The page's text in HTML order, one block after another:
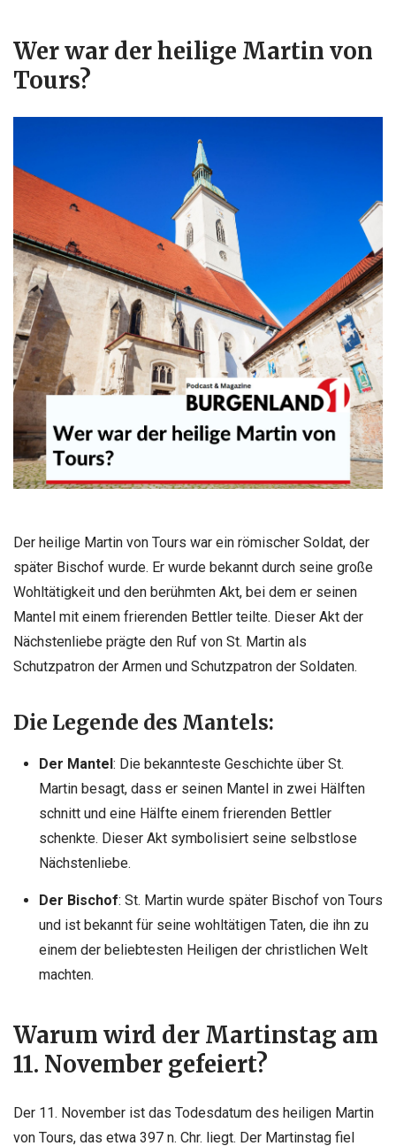
Wer war der heilige Martin von
Tours?
Der heilige Martin von Tours war ein römischer Soldat, der
später Bischof wurde. Er wurde bekannt durch seine große
Wohltätigkeit und den berühmten Akt, bei dem er seinen
Mantel mit einem frierenden Bettler teilte. Dieser Akt der
Nächstenliebe prägte den Ruf von St. Martin als
Schutzpatron der Armen und Schutzpatron der Soldaten.
Die Legende des Mantels:
Der Mantel: Die bekannteste Geschichte über St.
Martin besagt, dass er seinen Mantel in zwei Hälften
schnitt und eine Hälfte einem frierenden Bettler
schenkte. Dieser Akt symbolisiert seine selbstlose
Nächstenliebe.
Der Bischof: St. Martin wurde später Bischof von Tours
und ist bekannt für seine wohltätigen Taten, die ihn zu
einem der beliebtesten Heiligen der christlichen Welt
machten.
Warum wird der Martinstag am
11. November gefeiert?
Der 11. November ist das Todesdatum des heiligen Martin
von Tours, das etwa 397 n. Chr. liegt. Der Martinstag fiel